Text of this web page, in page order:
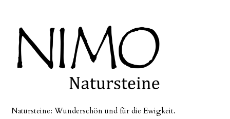
Natursteine: Wunderschön und für die Ewigkeit.